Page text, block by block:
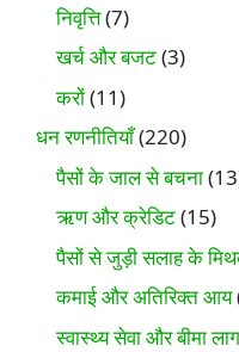
निवृत्ति(7)
खर्च और बजट(3)
करों(11)
धन रणनीतियाँ(220)
पैसों के जाल से बचना
ऋण और क्रेडिट(15)
पैसों से जुड़ी सलाह के
कमाई और अतिरिक्त आय
स्वास्थ्य सेवा और बीमा